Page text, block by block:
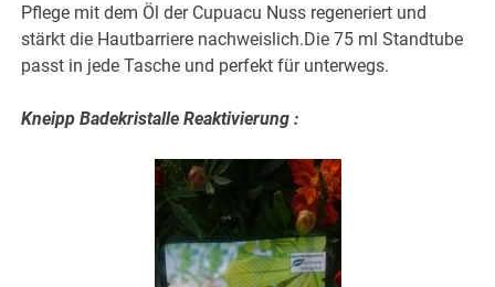
Pflege mit dem Öl der Cupuacu Nuss regeneriert und
stärkt die Hautbarriere nachweislich.Die 75 ml Standtube
passt in jede Tasche und perfekt für unterwegs.
Kneipp Badekristalle Reaktivierung :